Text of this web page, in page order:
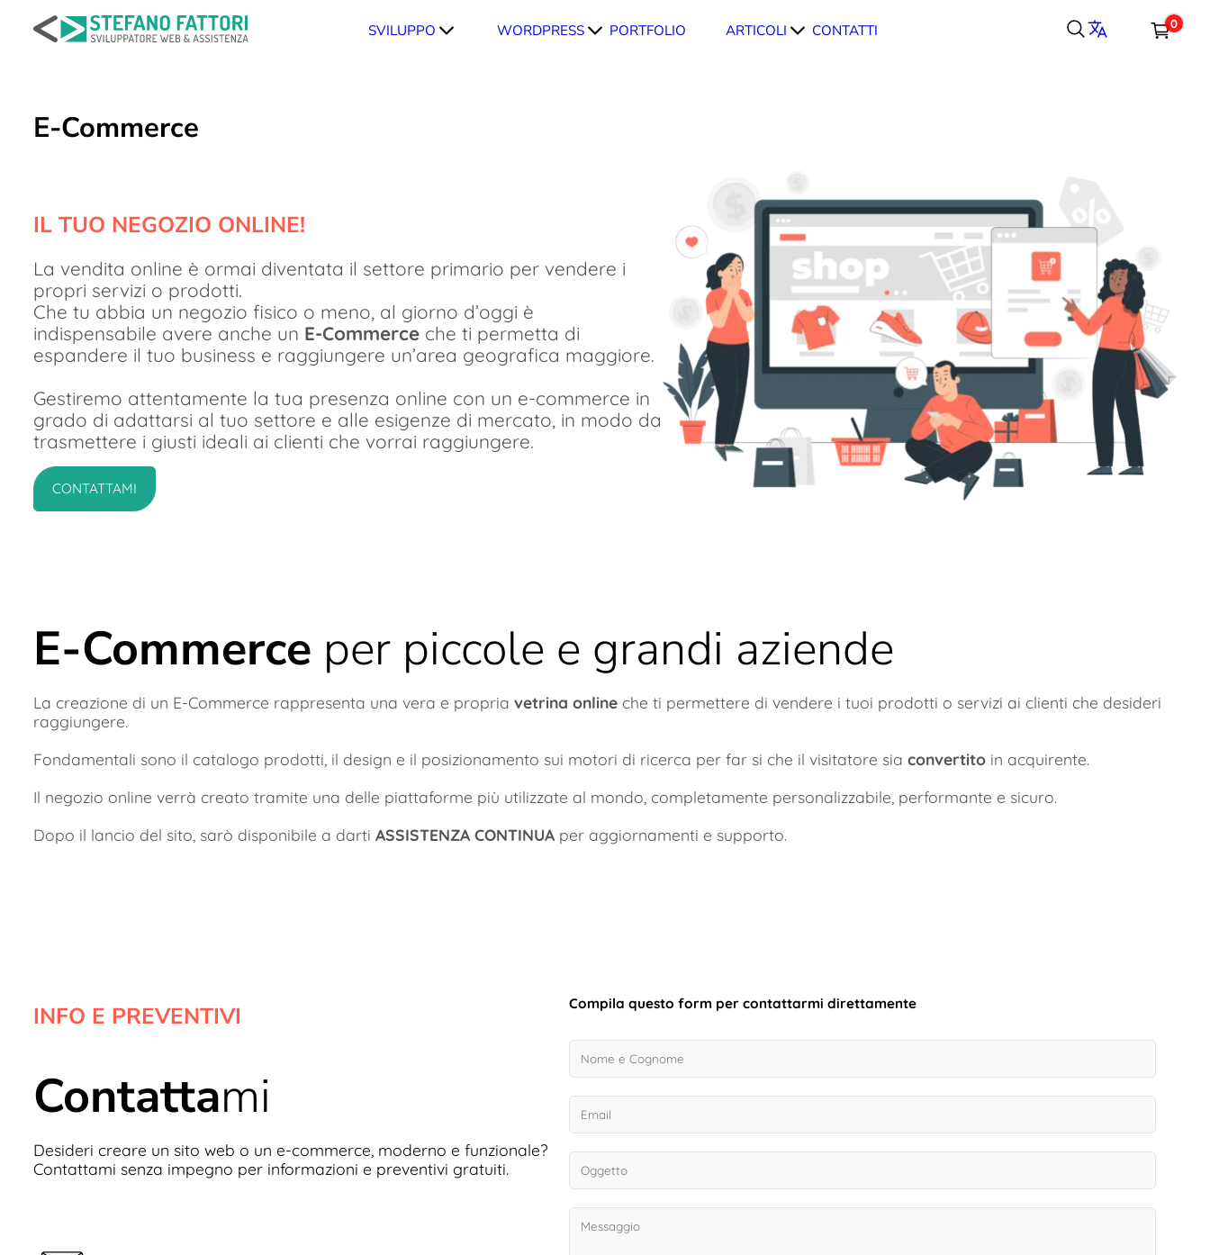
contenuto
SVILUPPO WORDPRESS PORTFOLIO ARTICOLI CONTATTI 0
CASSA
E-Commerce
IL TUO NEGOZIO ONLINE!
La vendita online è ormai diventata il settore primario per vendere i
propri servizi o prodotti.
Che tu abbia un negozio fisico o meno, al giorno d’oggi è
indispensabile avere anche un E-Commerce che ti permetta di
espandere il tuo business e raggiungere un’area geografica maggiore.
Gestiremo attentamente la tua presenza online con un e-commerce in
grado di adattarsi al tuo settore e alle esigenze di mercato, in modo da
trasmettere i giusti ideali ai clienti che vorrai raggiungere.
CONTATTAMI
E-Commerce per piccole e grandi aziende
La creazione di un E-Commerce rappresenta una vera e propria vetrina online che ti permettere di vendere i tuoi prodotti o servizi ai clienti che desideri
raggiungere.
Fondamentali sono il catalogo prodotti, il design e il posizionamento sui motori di ricerca per far si che il visitatore sia convertito in acquirente.
Il negozio online verrà creato tramite una delle piattaforme più utilizzate al mondo, completamente personalizzabile, performante e sicuro.
Dopo il lancio del sito, sarò disponibile a darti ASSISTENZA CONTINUA per aggiornamenti e supporto.
INFO E PREVENTIVI
Contattami
Desideri creare un sito web o un e-commerce, moderno e funzionale?
Contattami senza impegno per informazioni e preventivi gratuiti.
Compila questo form per contattarmi direttamente